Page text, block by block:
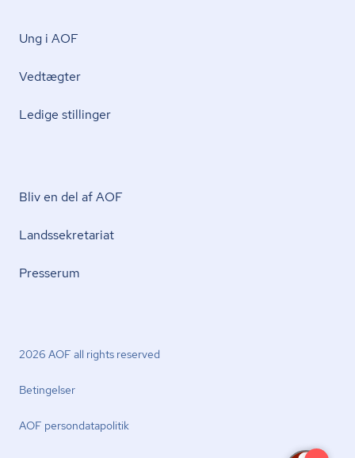
Ung i AOF
Vedtægter
Ledige stillinger
Bliv en del af AOF
Lands­se­kre­ta­ri­at
Presserum
2026 AOF all rights reserved
Betingelser
AOF per­son­da­ta­po­li­tik